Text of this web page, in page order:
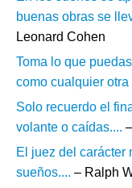
buenas obras se
Leonard Cohen
Toma lo que
como cualquier otra
Solo recuerdo el
volante o caídas....
El juez del carácter
sueños.... – Ralph